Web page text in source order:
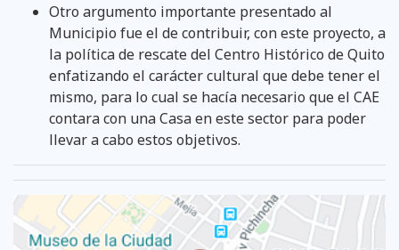
Otro argumento importante presentado al
Municipio fue el de contribuir, con este proyecto, a
la política de rescate del Centro Histórico de Quito
enfatizando el carácter cultural que debe tener el
mismo, para lo cual se hacía necesario que el CAE
contara con una Casa en este sector para poder
llevar a cabo estos objetivos.